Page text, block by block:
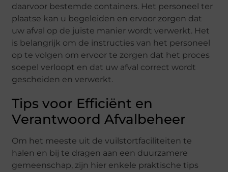
daarvoor bestemde containers. Het personeel ter
plaatse kan u begeleiden en ervoor zorgen dat
uw afval op de juiste manier wordt verwerkt. Het
is belangrijk om de instructies van het personeel
op te volgen om ervoor te zorgen dat het proces
soepel verloopt en dat uw afval correct wordt
gescheiden en verwerkt.
Tips voor Efficiënt en
Verantwoord Afvalbeheer
Om het meeste uit de vuilstortfaciliteiten te
halen en bij te dragen aan een duurzamere
gemeenschap, zijn hier enkele praktische tips